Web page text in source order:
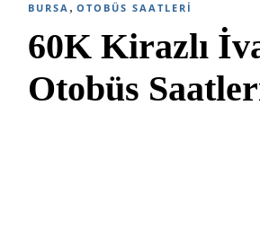
BURSA , OTOBÜS SAATLERI
60K Kirazlı
Otobüs